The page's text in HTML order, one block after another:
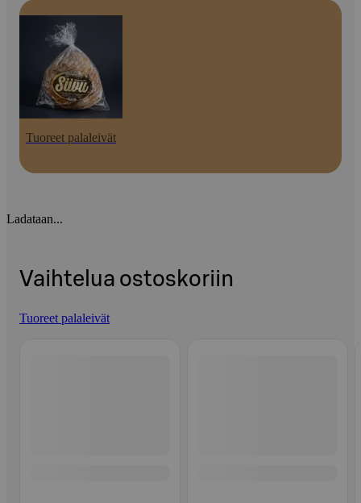
Tuoreet palaleivät
Ladataan...
Vaihtelua ostoskoriin
Tuoreet palaleivät